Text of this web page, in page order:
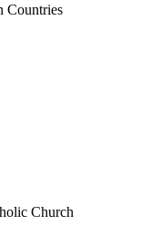
Countries
Church